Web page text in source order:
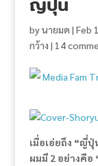
byนายมด | Feb
กว้าง | 14
Media Fam
เมื่อเอ่ยถึง “ญี่
ผมมี 2 อย่างคือ